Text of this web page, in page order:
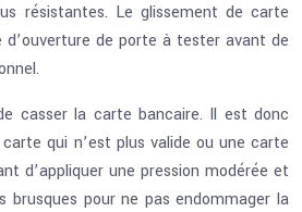
résistantes. Le glissement de carte
de porte à tester avant de
casser la carte bancaire. Il est donc
qui n’est plus valide ou une carte
d’appliquer une pression modérée et
brusques pour ne pas endommager la